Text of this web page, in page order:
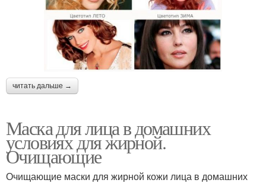
читать дальше →
Маска для лица в домашних
условиях для жирной.
Очищающие
Очищающие маски для жирной кожи лица в домашних